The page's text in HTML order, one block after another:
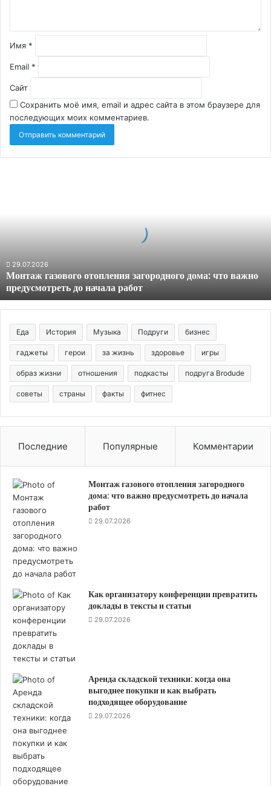
Имя *
Email *
Сайт
Сохранить моё имя, email и адрес сайта в этом браузере для
последующих моих комментариев.
предусмотреть
до
начала
работ
29.07.2026
Монтаж газового отопления загородного дома: что важно
предусмотреть до начала работ
Еда История Музыка Подруги бизнес
гаджеты герои за жизнь здоровье игры
образ жизни отношения подкасты подруга Brodude
советы страны факты фитнес
Последние Популярные Комментарии
Монтаж газового отопления загородного
дома: что важно предусмотреть до начала
работ
29.07.2026
Как организатору конференции превратить
доклады в тексты и статьи
29.07.2026
Аренда складской техники: когда она
выгоднее покупки и как выбрать
подходящее оборудование
29.07.2026